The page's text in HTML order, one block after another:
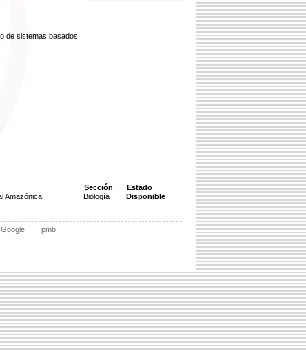
de sistemas basados
Sección
Estado
Amazónica Biología Disponible
pmb